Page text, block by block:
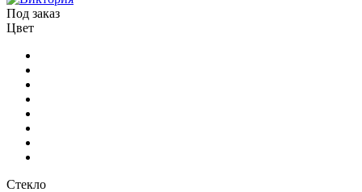
Под заказ
Цвет
Стекло